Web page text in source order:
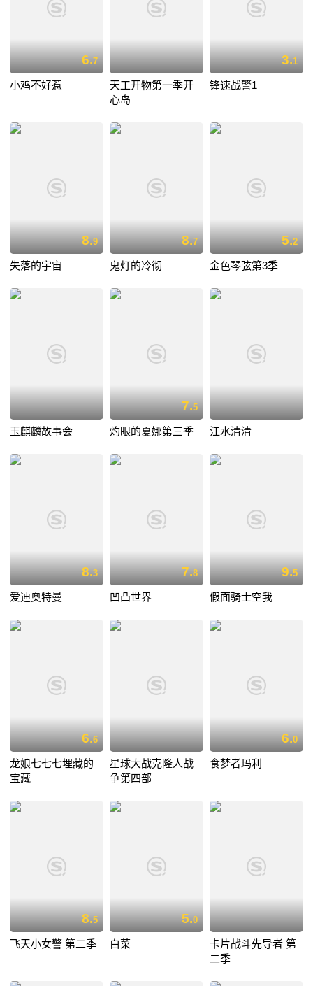
6.7
小鸡不好惹
天工开物第一季开
心岛
3.1
锋速战警1
8.9
失落的宇宙
8.7
鬼灯的冷彻
5.2
金色琴弦第3季
玉麒麟故事会
7.5
灼眼的夏娜第三季 江水清清
8.3
爱迪奥特曼
7.8
凹凸世界
9.5
假面骑士空我
6.6
龙娘七七七埋藏的
宝藏
星球大战克隆人战
争第四部
6.0
食梦者玛利
8.5
飞天小女警 第二季
5.0
白菜
卡片战斗先导者 第
二季